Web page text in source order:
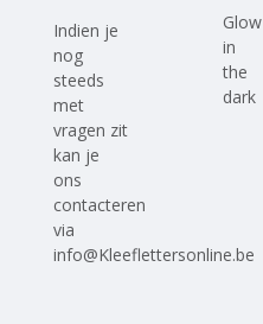
Indien je
nog
steeds
met
vragen zit
kan je
ons
contacteren
via
info@Kleeflettersonline.be
Glow
in
the
dark